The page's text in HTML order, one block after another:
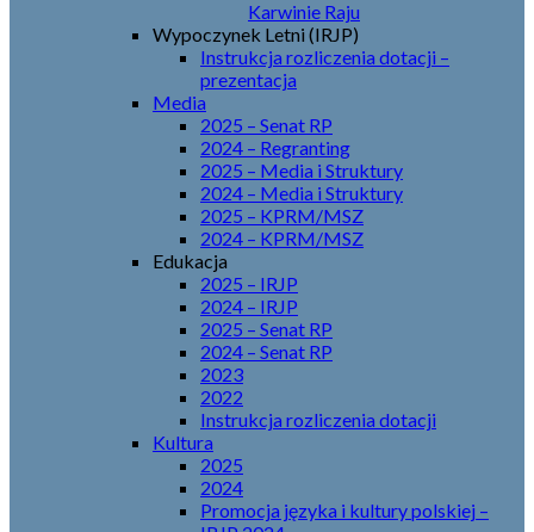
Karwinie Raju
Wypoczynek Letni (IRJP)
Instrukcja rozliczenia dotacji –
prezentacja
Media
2025 – Senat RP
2024 – Regranting
2025 – Media i Struktury
2024 – Media i Struktury
2025 – KPRM/MSZ
2024 – KPRM/MSZ
Edukacja
2025 – IRJP
2024 – IRJP
2025 – Senat RP
2024 – Senat RP
2023
2022
Instrukcja rozliczenia dotacji
Kultura
2025
2024
Promocja języka i kultury polskiej –